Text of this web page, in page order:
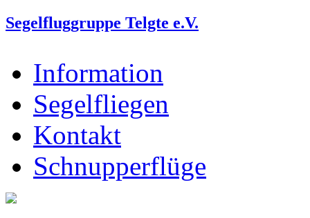
Segelfluggruppe Telgte e.V.
Information
Segelfliegen
Kontakt
Schnupperflüge